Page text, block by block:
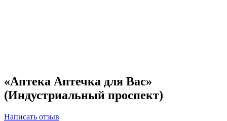
«Аптека Аптечка для Вас»
(Индустриальный проспект)
Написать отзыв